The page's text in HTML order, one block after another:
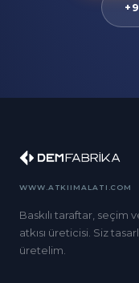
WWW.ATKIIMALATI.COM
Baskılı taraftar, seçim
atkısı üreticisi. Siz
üretelim.